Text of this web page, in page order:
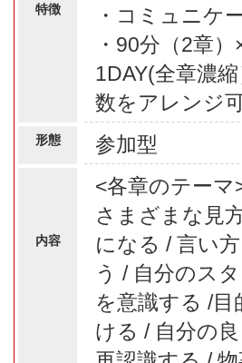
特徴
・コミュニケ
・90分（2章
1DAY(全章濃
数をアレンジ
形態 参加型
内容
<各章のテーマ
さまざまな見
になる / 言い
う / 自分のス
を意識する /
ける / 自分の